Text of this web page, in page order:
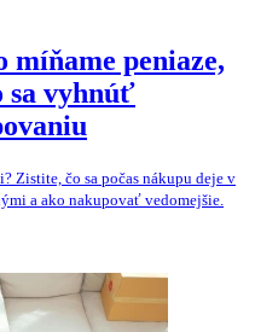
míňame peniaze,
sa vyhnúť
Zistite, čo sa počas nákupu deje v
a ako nakupovať vedomejšie.